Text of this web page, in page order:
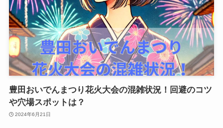
豊田おいでんまつり花火大会の混雑状況！回避のコツ
や穴場スポットは？
2024年6月21日